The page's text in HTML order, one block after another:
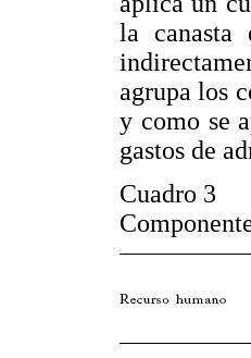
la canasta
agrupa los
y como se
gastos de
Cuadro 3